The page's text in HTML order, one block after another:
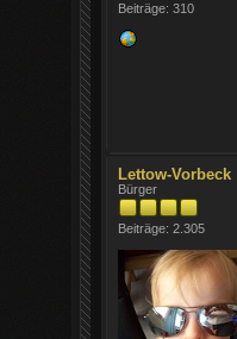
Beiträge: 310
Lettow-Vorbeck
Bürger
Beiträge: 2.305